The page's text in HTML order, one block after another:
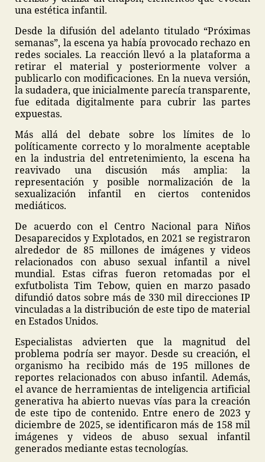
una estética infantil.
Desde la difusión del adelanto titulado “Próximas
semanas”, la escena ya había provocado rechazo en
redes sociales. La reacción llevó a la plataforma a
retirar el material y posteriormente volver a
publicarlo con modificaciones. En la nueva versión,
la sudadera, que inicialmente parecía transparente,
fue editada digitalmente para cubrir las partes
expuestas.
Más allá del debate sobre los límites de lo
políticamente correcto y lo moralmente aceptable
en la industria del entretenimiento, la escena ha
reavivado una discusión más amplia: la
representación y posible normalización de la
sexualización infantil en ciertos contenidos
mediáticos.
De acuerdo con el Centro Nacional para Niños
Desaparecidos y Explotados, en 2021 se registraron
alrededor de 85 millones de imágenes y videos
relacionados con abuso sexual infantil a nivel
mundial. Estas cifras fueron retomadas por el
exfutbolista Tim Tebow, quien en marzo pasado
difundió datos sobre más de 330 mil direcciones IP
vinculadas a la distribución de este tipo de material
en Estados Unidos.
Especialistas advierten que la magnitud del
problema podría ser mayor. Desde su creación, el
organismo ha recibido más de 195 millones de
reportes relacionados con abuso infantil. Además,
el avance de herramientas de inteligencia artificial
generativa ha abierto nuevas vías para la creación
de este tipo de contenido. Entre enero de 2023 y
diciembre de 2025, se identificaron más de 158 mil
imágenes y videos de abuso sexual infantil
generados mediante estas tecnologías.